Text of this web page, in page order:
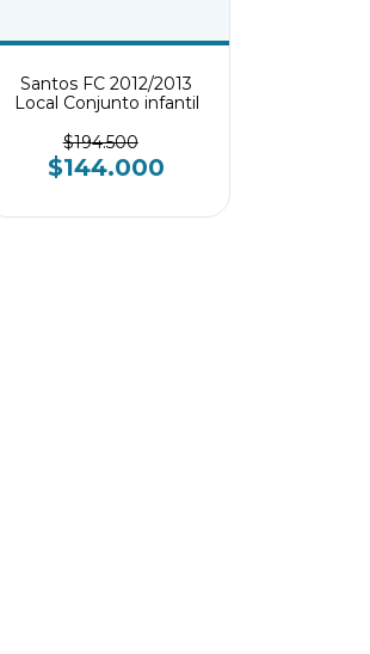
Santos FC 2012/2013
Local Conjunto infantil
$194.500
$144.000